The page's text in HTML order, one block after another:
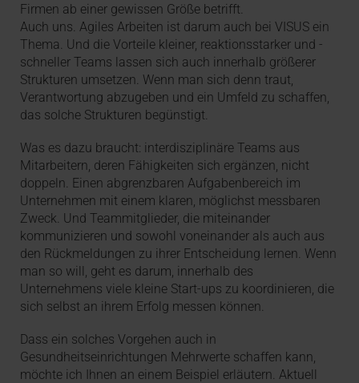
Firmen ab einer gewissen Größe betrifft.
Auch uns. Agiles Arbeiten ist darum auch bei VISUS ein
Thema. Und die Vorteile kleiner, reaktionsstarker und -
schneller Teams lassen sich auch innerhalb größerer
Strukturen umsetzen. Wenn man sich denn traut,
Verantwortung abzugeben und ein Umfeld zu schaffen,
das solche Strukturen begünstigt.
Was es dazu braucht: interdisziplinäre Teams aus
Mitarbeitern, deren Fähigkeiten sich ergänzen, nicht
doppeln. Einen abgrenzbaren Aufgabenbereich im
Unternehmen mit einem klaren, möglichst messbaren
Zweck. Und Teammitglieder, die miteinander
kommunizieren und sowohl voneinander als auch aus
den Rückmeldungen zu ihrer Entscheidung lernen. Wenn
man so will, geht es darum, innerhalb des
Unternehmens viele kleine Start-ups zu koordinieren, die
sich selbst an ihrem Erfolg messen können.
Dass ein solches Vorgehen auch in
Gesundheitseinrichtungen Mehrwerte schaffen kann,
möchte ich Ihnen an einem Beispiel erläutern. Aktuell